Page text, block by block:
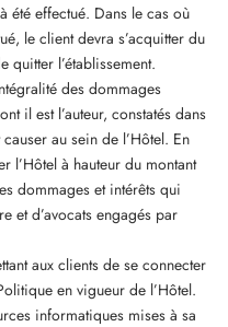
été effectué. Dans le cas où
le client devra s’acquitter du
quitter l’établissement.
des dommages
il est l’auteur, constatés dans
au sein de l’Hôtel. En
l’Hôtel à hauteur du montant
dommages et intérêts qui
et d’avocats engagés par
aux clients de se connecter
en vigueur de l’Hôtel.
informatiques mises à sa